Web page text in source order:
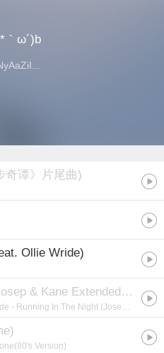
｀ω´)b
奇谭》片尾曲)
Ollie Wride)
Running In The Night (Josep & Kane Extended Mix)
- Running In The Night (Josep & Kane Remix)
Version)